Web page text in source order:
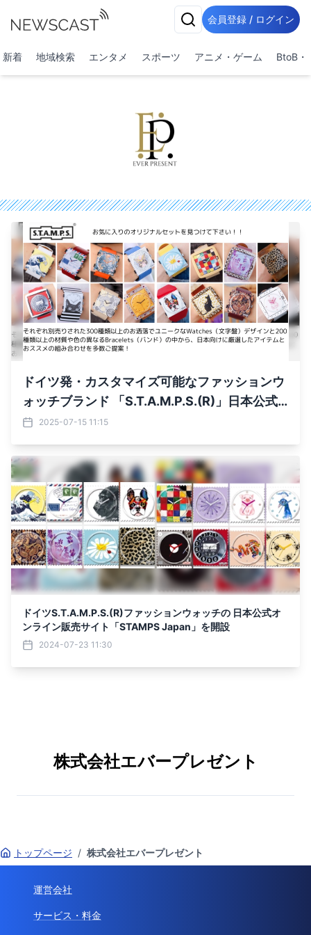
会員登録 / ログイン
新着 地域検索 エンタメ スポーツ アニメ・ゲーム BtoB・
ドイツ発・カスタマイズ可能なファッションウ
ォッチブランド 「S.T.A.M.P.S.(R)」日本公式
オンラインサイト開設1周年記念！ 特別キャン
2025-07-15 11:15
ドイツS.T.A.M.P.S.(R)ファッションウォッチの 日本公式オ
ンライン販売サイト「STAMPS Japan」を開設
2024-07-23 11:30
株式会社エバープレゼント
トップページ / 株式会社エバープレゼント
運営会社
サービス・料金